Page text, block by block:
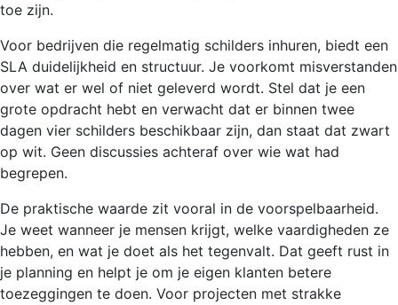
toe zijn.
Voor bedrijven die regelmatig schilders inhuren, biedt een
SLA duidelijkheid en structuur. Je voorkomt misverstanden
over wat er wel of niet geleverd wordt. Stel dat je een
grote opdracht hebt en verwacht dat er binnen twee
dagen vier schilders beschikbaar zijn, dan staat dat zwart
op wit. Geen discussies achteraf over wie wat had
begrepen.
De praktische waarde zit vooral in de voorspelbaarheid.
Je weet wanneer je mensen krijgt, welke vaardigheden ze
hebben, en wat je doet als het tegenvalt. Dat geeft rust in
je planning en helpt je om je eigen klanten betere
toezeggingen te doen. Voor projecten met strakke